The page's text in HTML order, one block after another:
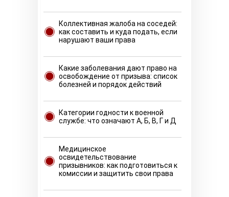
Коллективная жалоба на соседей:
как составить и куда подать, если
нарушают ваши права
Какие заболевания дают право на
освобождение от призыва: список
болезней и порядок действий
Категории годности к военной
службе: что означают А, Б, В, Г и Д
Медицинское
освидетельствование
призывников: как подготовиться к
комиссии и защитить свои права